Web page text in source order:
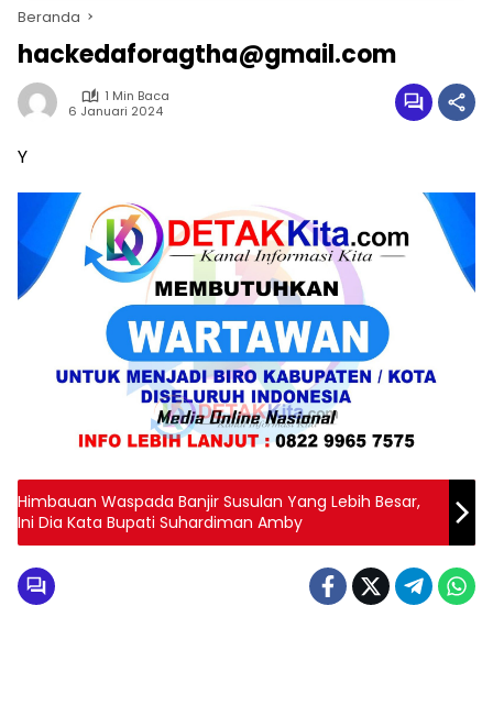
Beranda
hackedaforagtha@gmail.com
1 Min Baca
6 Januari 2024
Y
Himbauan Waspada Banjir Susulan Yang Lebih Besar,
Ini Dia Kata Bupati Suhardiman Amby